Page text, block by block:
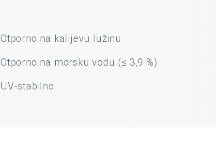
Otporno na kalijevu lužinu
Otporno na morsku vodu (≤ 3,9 %)
UV-stabilno